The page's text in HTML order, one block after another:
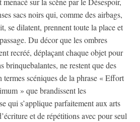
sacs noirs qui, comme des airbags,
se dilatent, prennent toute la place et
Du décor que les ombres
recréé, déplaçant chaque objet pour
brinquebalantes, ne restent que des
scéniques de la phrase « Effort
» que brandissent les
qui s’applique parfaitement aux arts
et de répétitions avec pour seul